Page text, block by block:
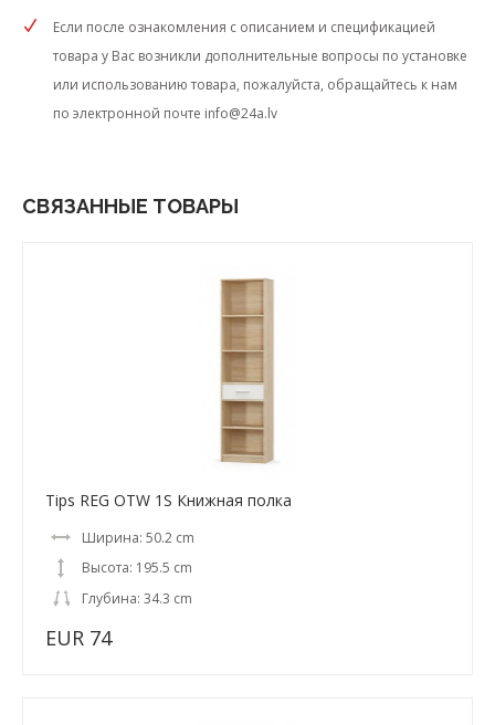
Если после ознакомления с описанием и спецификацией
товара у Вас возникли дополнительные вопросы по установке
или использованию товара, пожалуйста, обращайтесь к нам
по электронной почте info@24a.lv
СВЯЗАННЫЕ ТОВАРЫ
Tips REG OTW 1S Книжная полка
Ширина: 50.2 cm
Высота: 195.5 cm
Глубина: 34.3 cm
EUR 74